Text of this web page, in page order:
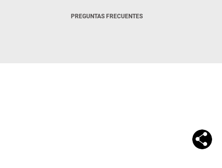
PREGUNTAS FRECUENTES